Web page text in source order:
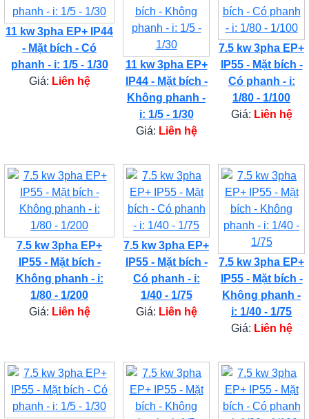
11 kw 3pha EP+ IP44
- Mặt bích - Có
phanh - i: 1/5 - 1/30
Giá: Liên hệ
11 kw 3pha EP+
IP44 - Mặt bích -
Không phanh -
i: 1/5 - 1/30
Giá: Liên hệ
7.5 kw 3pha EP+
IP55 - Mặt bích -
Có phanh - i:
1/80 - 1/100
Giá: Liên hệ
7.5 kw 3pha EP+
IP55 - Mặt bích -
Không phanh - i:
1/80 - 1/200
Giá: Liên hệ
7.5 kw 3pha EP+
IP55 - Mặt bích -
Có phanh - i:
1/40 - 1/75
Giá: Liên hệ
7.5 kw 3pha EP+
IP55 - Mặt bích -
Không phanh -
i: 1/40 - 1/75
Giá: Liên hệ